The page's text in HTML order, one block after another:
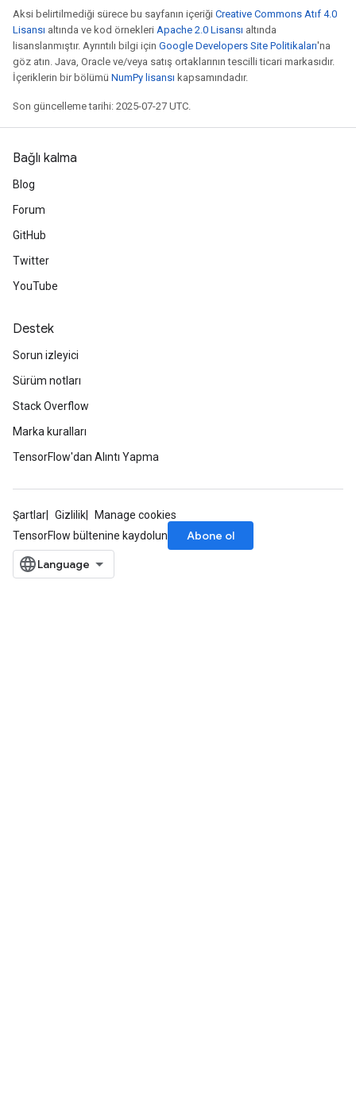
Aksi belirtilmediği sürece bu sayfanın içeriği Creative Commons Atıf 4.0
Lisansı altında ve kod örnekleri Apache 2.0 Lisansı altında
lisanslanmıştır. Ayrıntılı bilgi için Google Developers Site Politikaları'na
göz atın. Java, Oracle ve/veya satış ortaklarının tescilli ticari markasıdır.
İçeriklerin bir bölümü NumPy lisansı kapsamındadır.
Son güncelleme tarihi: 2025-07-27 UTC.
Bağlı kalma
Blog
Forum
GitHub
Twitter
YouTube
Destek
Sorun izleyici
Sürüm notları
Stack Overflow
Marka kuralları
TensorFlow'dan Alıntı Yapma
Şartlar Gizlilik
Manage cookies
TensorFlow bültenine kaydolun
Abone ol